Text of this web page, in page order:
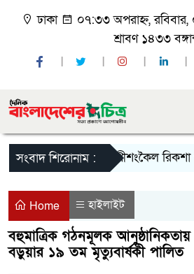
ঢাকা
০৭:৩৩ অপরাহ্ন,
শ্রাবণ ১৪৩৩
সংবাদ শিরোনাম :রাণীশংকৈল রিকশা ও
Home হাইলাইট
বহুমাত্রিক গঠনমূলক
বড়ুয়ার ১৯ তম মৃত্যুবার্ষকী পালিত